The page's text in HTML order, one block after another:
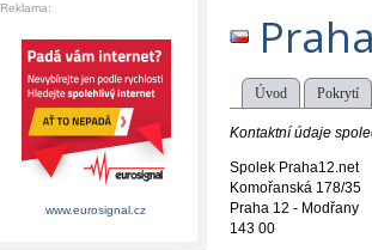
Úvod Pokrytí
Kontaktní údaje
Spolek Praha12.net
Komořanská 178/35
Praha 12 - Modřany
143 00
Reklama:
www.eurosignal.cz